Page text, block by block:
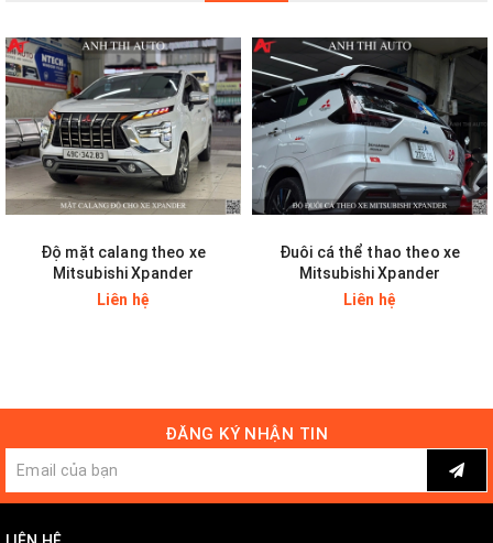
Độ mặt calang theo xe
Mitsubishi Xpander
Liên hệ
Đuôi cá thể thao theo xe
Mitsubishi Xpander
Liên hệ
ĐĂNG KÝ NHẬN TIN